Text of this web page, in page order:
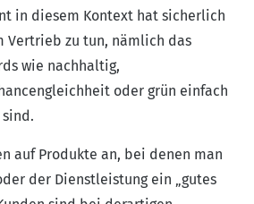
in diesem Kontext hat sicherlich
Vertrieb zu tun, nämlich das
wie nachhaltig,
oder grün einfach
auf Produkte an, bei denen man
der Dienstleistung ein „gutes